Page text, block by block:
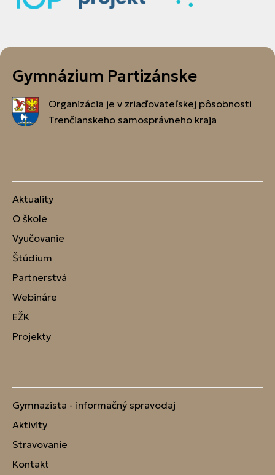
Gymnázium Partizánske
Organizácia je v zriaďovateľskej pôsobnosti
Trenčianskeho samosprávneho kraja
Aktuality
O škole
Vyučovanie
Štúdium
Partnerstvá
Webináre
EŽK
Projekty
Gymnazista - informačný spravodaj
Aktivity
Stravovanie
Kontakt